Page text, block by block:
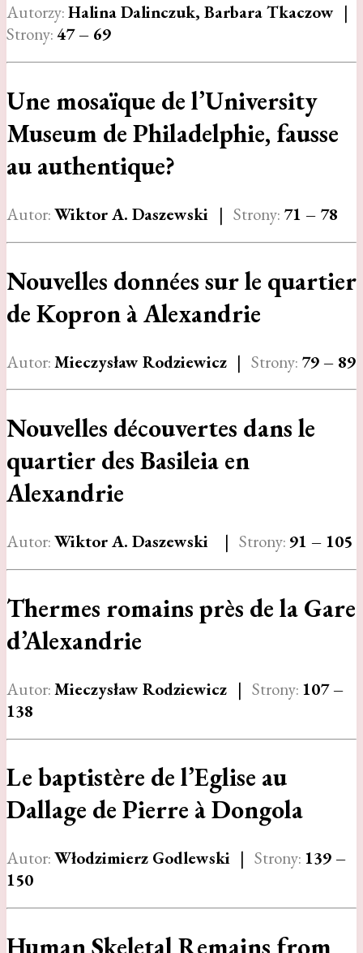
Autorzy:Halina Dalinczuk, Barbara Tkaczow |
Strony:47 – 69
Une mosaïque de l’University
Museum de Philadelphie, fausse
au authentique?
Autor:Wiktor A. Daszewski | Strony: 71 – 78
Nouvelles données sur le quartier
de Kopron à Alexandrie
Autor:Mieczysław Rodziewicz | Strony: 79 – 89
Nouvelles découvertes dans le
quartier des Basileia en
Alexandrie
Autor:Wiktor A. Daszewski | Strony: 91 – 105
Thermes romains près de la Gare
d’Alexandrie
Autor:Mieczysław Rodziewicz | Strony: 107 –
138
Le baptistère de l’Eglise au
Dallage de Pierre à Dongola
Autor:Włodzimierz Godlewski | Strony: 139 –
150
Human Skeletal Remains from